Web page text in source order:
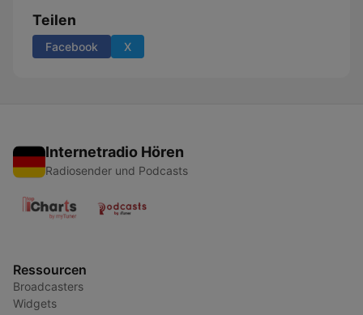
Teilen
Facebook X
Internetradio Hören
Radiosender und Podcasts
Ressourcen
Broadcasters
Widgets